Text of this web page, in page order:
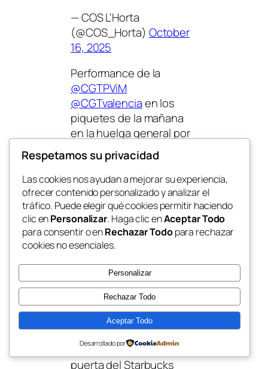
— COS L'Horta
(@COS_Horta) October
16, 2025
Performance de la
@CGTPViM
@CGTvalenciaen los
piquetes de la mañana
en la huelga general por
Palestina.
Hay quienes siempre
están y nunca fallan.
Palestina lliure
pic.twitter.com/Ep1HqB1H
g3
— José Vico
(@josevico4)October 15,
Ahí está mi gente de
@CGTvalenciaen la
puerta del Starbucks
Respetamos su privacidad
Las cookies nos ayudan a mejorar su experiencia,
ofrecer contenido personalizado y analizar el
tráfico. Puede elegir qué cookies permitir haciendo
clic enPersonalizar. Haga clic enAceptar Todo
para consentir o enRechazar Todopara rechazar
cookies no esenciales.
Personalizar
Rechazar Todo
Aceptar Todo
Desarrollado por